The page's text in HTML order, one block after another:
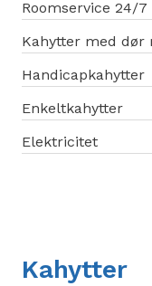
Roomservice 24/7
Kahytter med dør
Handicapkahytter
Enkeltkahytter
Elektricitet
Kahytter